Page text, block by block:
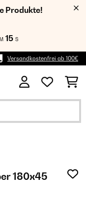
Produkte!
15 S
Versandkostenfrei ab 100€
180x45